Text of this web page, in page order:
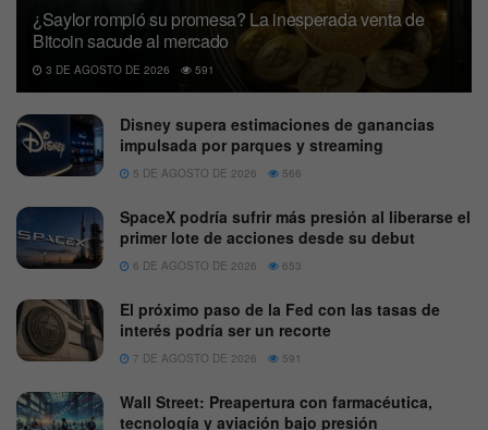
¿Saylor rompió su promesa? La inesperada venta de
Bitcoin sacude al mercado
3 DE AGOSTO DE 2026 591
Disney supera estimaciones de ganancias
impulsada por parques y streaming
5 DE AGOSTO DE 2026 566
SpaceX podría sufrir más presión al liberarse el
primer lote de acciones desde su debut
6 DE AGOSTO DE 2026 653
El próximo paso de la Fed con las tasas de
interés podría ser un recorte
7 DE AGOSTO DE 2026 591
Wall Street: Preapertura con farmacéutica,
tecnología y aviación bajo presión